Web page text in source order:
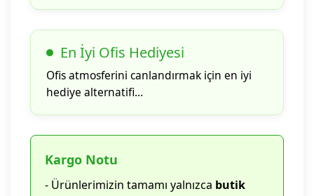
En İyi Ofis Hediyesi
Ofis atmosferini canlandırmak için en iyi
hediye alternatifi…
Kargo Notu
- Ürünlerimizin tamamı yalnızca butik